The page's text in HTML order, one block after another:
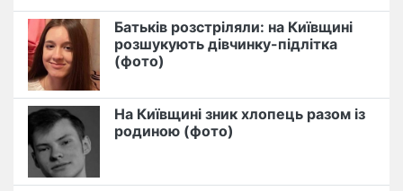
Батьків розстріляли: на Київщині
розшукують дівчинку-підлітка
(фото)
На Київщині зник хлопець разом із
родиною (фото)